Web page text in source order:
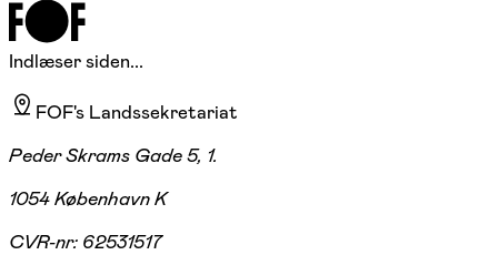
Indlæser siden...
FOF's Landssekretariat
Peder Skrams Gade 5, 1.
1054 København K
CVR-nr: 62531517